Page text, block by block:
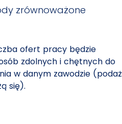
zrównoważone
ofert pracy będzie
zdolnych i chętnych do
w danym zawodzie (podaż
się).